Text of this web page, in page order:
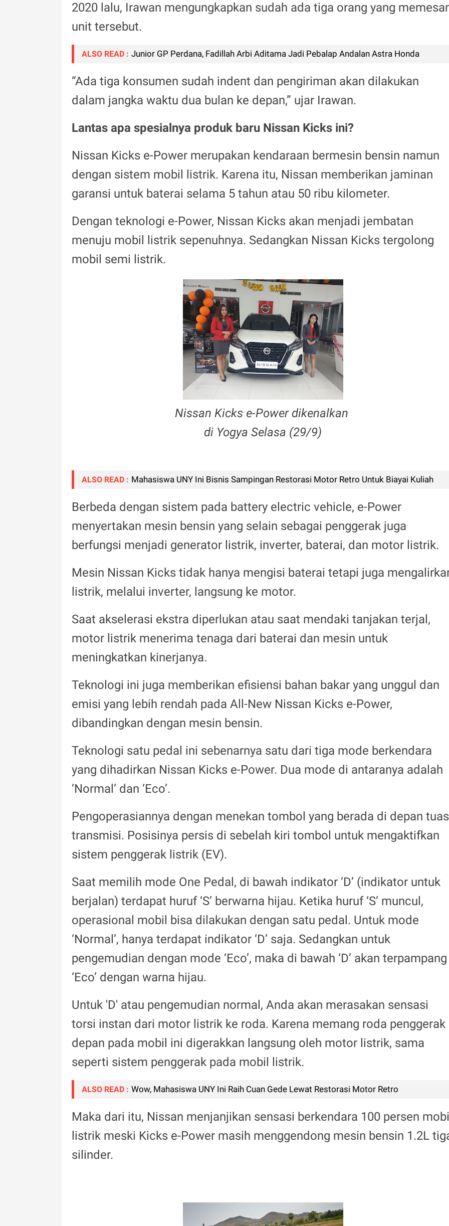
2020 lalu, Irawan mengungkapkan sudah ada tiga orang yang
unit tersebut.
ALSO READ : Junior GP Perdana, Fadillah Arbi Aditama Jadi Pebalap Andalan Astra Honda
“Ada tiga konsumen sudah indent dan pengiriman akan dilakukan
dalam jangka waktu dua bulan ke depan,” ujar Irawan.
Lantas apa spesialnya produk baru Nissan Kicks ini?
Nissan Kicks e-Power merupakan kendaraan bermesin bensin namun
dengan sistem mobil listrik. Karena itu, Nissan memberikan jaminan
garansi untuk baterai selama 5 tahun atau 50 ribu kilometer.
Dengan teknologi e-Power, Nissan Kicks akan menjadi jembatan
menuju mobil listrik sepenuhnya. Sedangkan Nissan Kicks tergolong
mobil semi listrik.
Nissan Kicks e-Power dikenalkan
di Yogya Selasa (29/9)
ALSO READ : Mahasiswa UNY Ini Bisnis Sampingan Restorasi Motor Retro Untuk Biayai Kuliah
Berbeda dengan sistem pada battery electric vehicle, e-Power
menyertakan mesin bensin yang selain sebagai penggerak juga
berfungsi menjadi generator listrik, inverter, baterai, dan motor listrik.
Mesin Nissan Kicks tidak hanya mengisi baterai tetapi juga
listrik, melalui inverter, langsung ke motor.
Saat akselerasi ekstra diperlukan atau saat mendaki tanjakan terjal,
motor listrik menerima tenaga dari baterai dan mesin untuk
meningkatkan kinerjanya.
Teknologi ini juga memberikan efisiensi bahan bakar yang unggul dan
emisi yang lebih rendah pada All-New Nissan Kicks e-Power,
dibandingkan dengan mesin bensin.
Teknologi satu pedal ini sebenarnya satu dari tiga mode berkendara
yang dihadirkan Nissan Kicks e-Power. Dua mode di antaranya adalah
‘Normal’ dan ‘Eco’.
Pengoperasiannya dengan menekan tombol yang berada di depan tuas
transmisi. Posisinya persis di sebelah kiri tombol untuk mengaktifkan
sistem penggerak listrik (EV).
Saat memilih mode One Pedal, di bawah indikator ‘D’ (indikator untuk
berjalan) terdapat huruf ‘S’ berwarna hijau. Ketika huruf ‘S’ muncul,
operasional mobil bisa dilakukan dengan satu pedal. Untuk mode
‘Normal’, hanya terdapat indikator ‘D’ saja. Sedangkan untuk
pengemudian dengan mode ‘Eco’, maka di bawah ‘D’ akan terpampang
‘Eco’ dengan warna hijau.
Untuk 'D' atau pengemudian normal, Anda akan merasakan sensasi
torsi instan dari motor listrik ke roda. Karena memang roda penggerak
depan pada mobil ini digerakkan langsung oleh motor listrik, sama
seperti sistem penggerak pada mobil listrik.
ALSO READ : Wow, Mahasiswa UNY Ini Raih Cuan Gede Lewat Restorasi Motor Retro
Maka dari itu, Nissan menjanjikan sensasi berkendara 100 persen
listrik meski Kicks e-Power masih menggendong mesin bensin 1.2L
silinder.